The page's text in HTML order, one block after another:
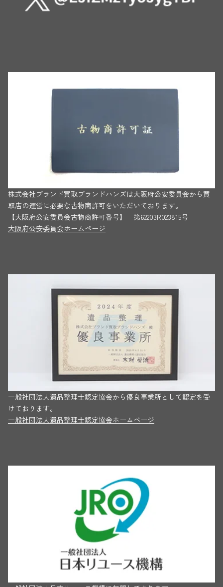
株式会社ブランド買取ブランドハンズは大阪府公安委員会から買
取店の運営に必要な古物商許可をいただいております。
【大阪府公安委員会古物商許可番号】 第62203R023815号
大阪府公安委員会ホームページ
一般社団法人遺品整理士認定協会から優良事業所として認定を受
けております。
一般社団法人遺品整理士認定協会ホームページ